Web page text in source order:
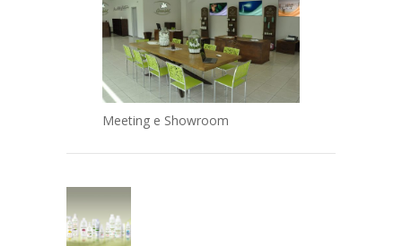
Meeting e Showroom